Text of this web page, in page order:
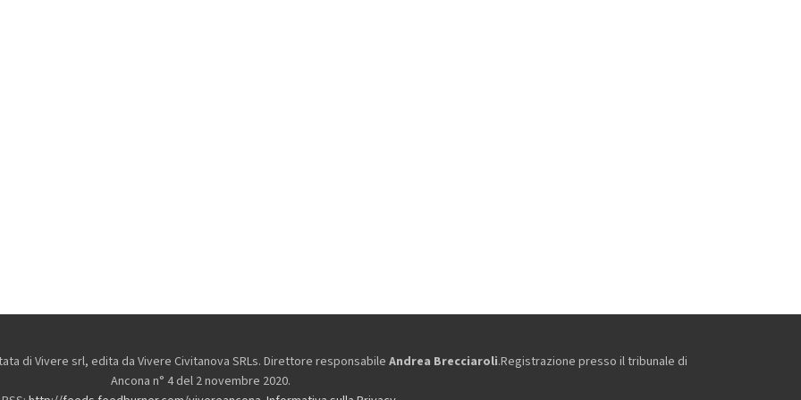
di Vivere srl, edita da Vivere Civitanova SRLs. Direttore responsabile Andrea Brecciaroli.Registrazione presso il tribunale di
Ancona n° 4 del 2 novembre 2020.